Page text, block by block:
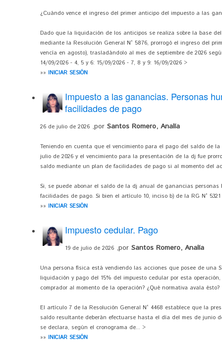
¿Cuándo vence el ingreso del primer anticipo del impuesto a las
Dado que la liquidación de los anticipos se realiza sobre la base
mediante la Resolución General N° 5876, prorrogó el ingreso del
vencía en agosto), trasladándolo al mes de septiembre de 2026
14/09/2026 - 4, 5 y 6: 15/09/2026 - 7, 8 y 9: 16/09/2026 >
»» INICIAR SESIÓN
Impuesto a las ganancias. Personas
facilidades de pago
26 de julio de 2026 ,por Santos Romero, Analía
Teniendo en cuenta que el vencimiento para el pago del saldo de
julio de 2026 y el vencimiento para la presentación de la dj fue
saldo mediante un plan de facilidades de pago si al momento del
Si, se puede abonar el saldo de la dj anual de ganancias
facilidades de pago. Si bien el artículo 10, inciso b) de la RG N°
»» INICIAR SESIÓN
Impuesto cedular. Pago
19 de julio de 2026 ,por Santos Romero, Analía
Una persona física está vendiendo las acciones que posee de una
liquidación y pago del 15% del impuesto cedular por esta
comprador al momento de la operación? ¿Qué normativa avala ésto?
El artículo 7 de la Resolución General N° 4468 establece que la
saldo resultante deberán efectuarse hasta el día del mes de junio
se declara, según el cronograma de... >
»» INICIAR SESIÓN